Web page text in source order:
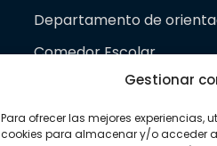
Gestionar
Para ofrecer las mejores
cookies para almacenar y/o acceder
Departamento de
Comedor Escolar
Actualidad